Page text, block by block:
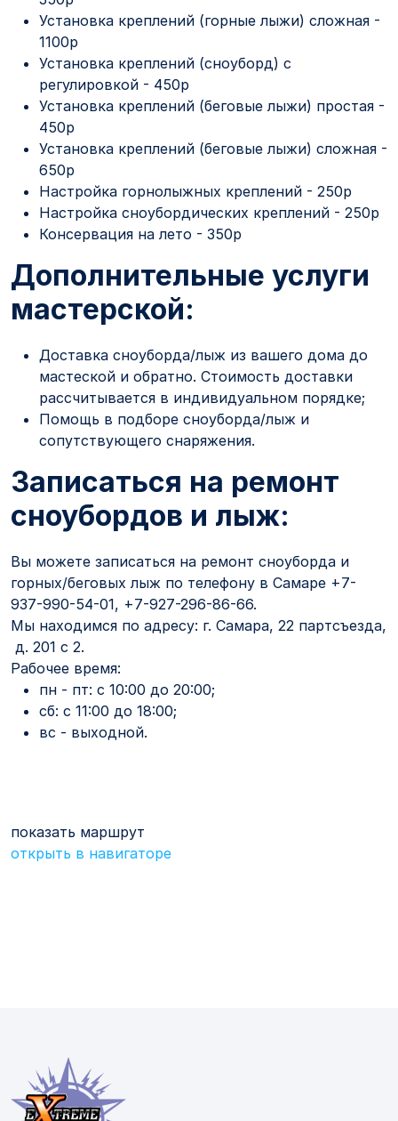
Установка креплений (горные лыжи) сложная -
1100р
Установка креплений (сноуборд) с
регулировкой - 450р
Установка креплений (беговые лыжи) простая -
450р
Установка креплений (беговые лыжи) сложная -
650р
Настройка горнолыжных креплений - 250р
Настройка сноубордических креплений - 250р
Консервация на лето - 350р
Дополнительные услуги
мастерской:
Доставка сноуборда/лыж из вашего дома до
мастеской и обратно. Стоимость доставки
рассчитывается в индивидуальном порядке;
Помощь в подборе сноуборда/лыж и
сопутствующего снаряжения.
Записаться на ремонт
сноубордов и лыж:
Вы можете записаться на ремонт сноуборда и
горных/беговых лыж по телефону в Самаре +7-
937-990-54-01, +7-927-296-86-66.
Мы находимся по адресу: г. Самара, 22 партсъезда,
д. 201 с 2.
Рабочее время:
пн - пт: с 10:00 до 20:00;
сб: с 11:00 до 18:00;
вс - выходной.
показать маршрут
открыть в навигаторе